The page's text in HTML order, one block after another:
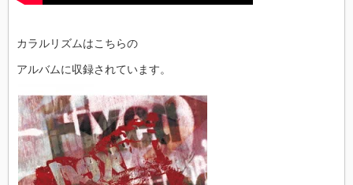
カラルリズムはこちらの
アルバムに収録されています。